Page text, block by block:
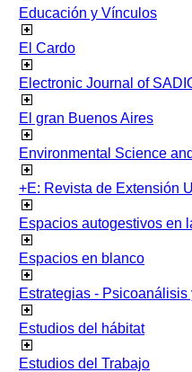
Educación y Vínculos
El Cardo
Electronic Journal of
El gran Buenos Aires
Environmental Science
+E: Revista de Extensión
Espacios autogestivos en
Espacios en blanco
Estrategias - Psicoanálisis
Estudios del hábitat
Estudios del Trabajo